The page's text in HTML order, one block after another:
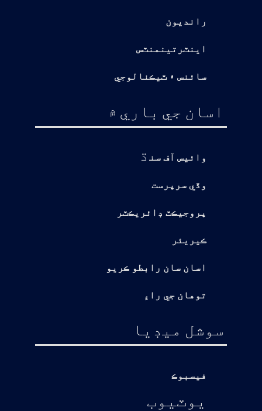
رانديون
اينٽرتينمنٽس
سائنس ۽ ٽيڪنالوجي
اسان جي باري ۾
وائيس آف سن ڌ
وڏي سرپرست
پروجيڪٽ ڊائريڪٽر
ڪيريئر
اسان سان رابطو ڪريو
توهان جي راءِ
سوشل ميڊيا
فيسبوڪ
يوٽيوب